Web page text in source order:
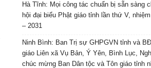
Hà Tĩnh: Mọi công tác chuẩn bị sẵn sàng
hội đại biểu Phật giáo tỉnh lần thứ V,
– 2031
Ninh Bình: Ban Trị sự GHPGVN tỉnh và
giáo Liên xã Vụ Bản, Ý Yên, Bình Lục,
chúc mừng Ban Dân tộc và Tôn giáo tỉnh